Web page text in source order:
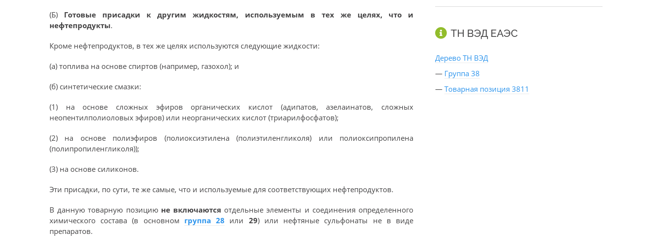
(Б) Готовые присадки к другим жидкостям, используемым в тех же целях, что и
нефтепродукты.
Кроме нефтепродуктов, в тех же целях используются следующие жидкости:
(а) топлива на основе спиртов (например, газохол); и
(б) синтетические смазки:
(1) на основе сложных эфиров органических кислот (адипатов, азелаинатов, сложных
неопентилполиоловых эфиров) или неорганических кислот (триарилфосфатов);
(2) на основе полиэфиров (полиоксиэтилена (полиэтиленгликоля) или полиоксипропилена
(полипропиленгликоля));
(3) на основе силиконов.
Эти присадки, по сути, те же самые, что и используемые для соответствующих нефтепродуктов.
В данную товарную позицию не включаются отдельные элементы и соединения определенного
химического состава (в основном группа 28 или 29) или нефтяные сульфонаты не в виде
препаратов.
ТН ВЭД ЕАЭС
Дерево ТН ВЭД
— Группа 38
— Товарная позиция 3811